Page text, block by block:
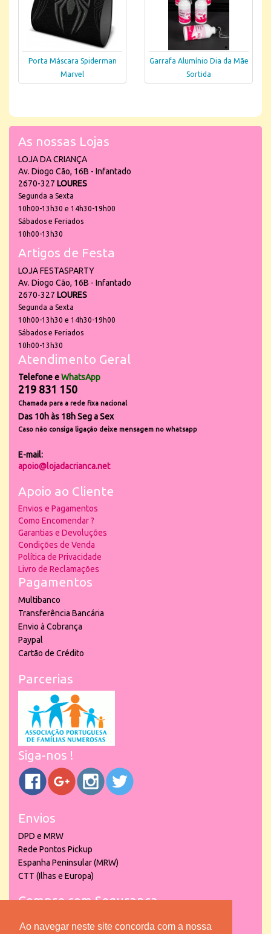
Ao navegar neste site concorda com a nossa
Porta Máscara Spiderman
Marvel
Garrafa Alumínio Dia da Mãe
Sortida
As nossas Lojas
LOJA DA CRIANÇA
Av. Diogo Cão, 16B - Infantado
2670-327 LOURES
Segunda a Sexta
10h00-13h30 e 14h30-19h00
Sábados e Feriados
10h00-13h30
Artigos de Festa
LOJA FESTASPARTY
Av. Diogo Cão, 16B - Infantado
2670-327 LOURES
Segunda a Sexta
10h00-13h30 e 14h30-19h00
Sábados e Feriados
10h00-13h30
Atendimento Geral
Telefone eWhatsApp
219 831 150
Chamada para a rede fixa nacional
Das 10h às 18h Seg a Sex
Caso não consiga ligação deixe mensagem no whatsapp
E-mail:
apoio@lojadacrianca.net
Apoio ao Cliente
Envios e Pagamentos
Como Encomendar ?
Garantias e Devoluções
Condições de Venda
Política de Privacidade
Livro de Reclamações
Pagamentos
Multibanco
Transferência Bancária
Envio à Cobrança
Paypal
Cartão de Crédito
Parcerias
Siga-nos !
Envios
DPD e MRW
Rede Pontos Pickup
Espanha Peninsular (MRW)
CTT (Ilhas e Europa)
Compre com Segurança